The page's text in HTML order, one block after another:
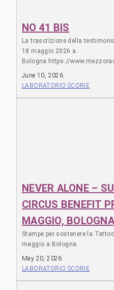
NO 41 BIS
La trascrizione della
18 maggio 2026 a
Bologna.https://
parola-ad-alfredo/
June 10, 2026
LABORATORIO SCORIE
NEVER ALONE –
CIRCUS BENEFIT
MAGGIO,
Stampe per sostenere la
maggio a Bologna.
May 20, 2026
LABORATORIO SCORIE